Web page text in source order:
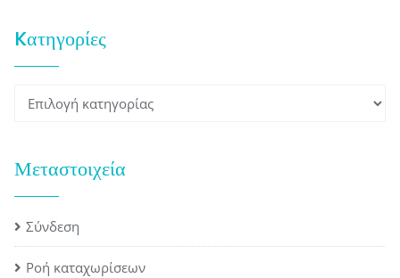
Kατηγορίες
Kατηγορίες
Μεταστοιχεία
Σύνδεση
Ροή καταχωρίσεων